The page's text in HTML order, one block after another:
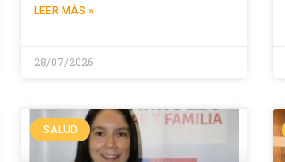
LEER MÁS »
28/07/2026
SALUD